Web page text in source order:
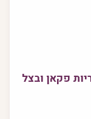
פקאן ובצל